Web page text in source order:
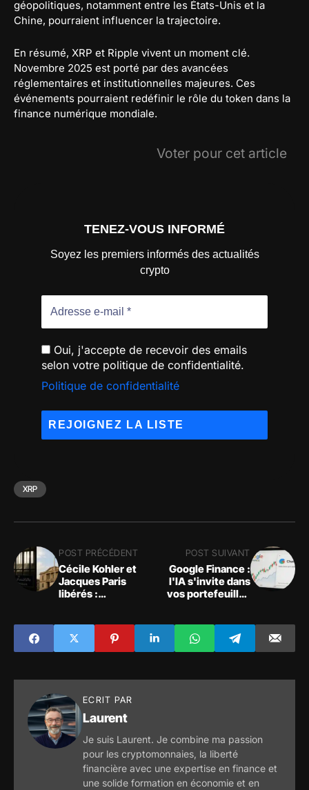
géopolitiques, notamment entre les États-Unis et la
Chine, pourraient influencer la trajectoire.
En résumé, XRP et Ripple vivent un moment clé.
Novembre 2025 est porté par des avancées
réglementaires et institutionnelles majeures. Ces
événements pourraient redéfinir le rôle du token dans la
finance numérique mondiale.
Voter pour cet article
TENEZ-VOUS INFORMÉ
Soyez les premiers informés des actualités
crypto
Oui, j'accepte de recevoir des emails
selon votre politique de confidentialité.
Politique de confidentialité
XRP
POST PRÉCÉDENT
Cécile Kohler et
Jacques Paris
libérés :
s'active pour leur
retour
POST SUIVANT
Google Finance :
l'IA s'invite dans
vos portefeuilles
ECRIT PAR
Laurent
Je suis Laurent. Je combine ma passion
pour les cryptomonnaies, la liberté
financière avec une expertise en finance et
une solide formation en économie et en